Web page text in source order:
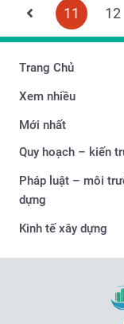
11 12
Trang Chủ
Xem nhiều
Mới nhất
Quy hoạch – kiến
Pháp luật – môi
dựng
Kinh tế xây dựng